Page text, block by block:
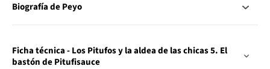
Biografía de Peyo
Ficha técnica - Los Pitufos y la aldea de las chicas 5. El
bastón de Pitufisauce